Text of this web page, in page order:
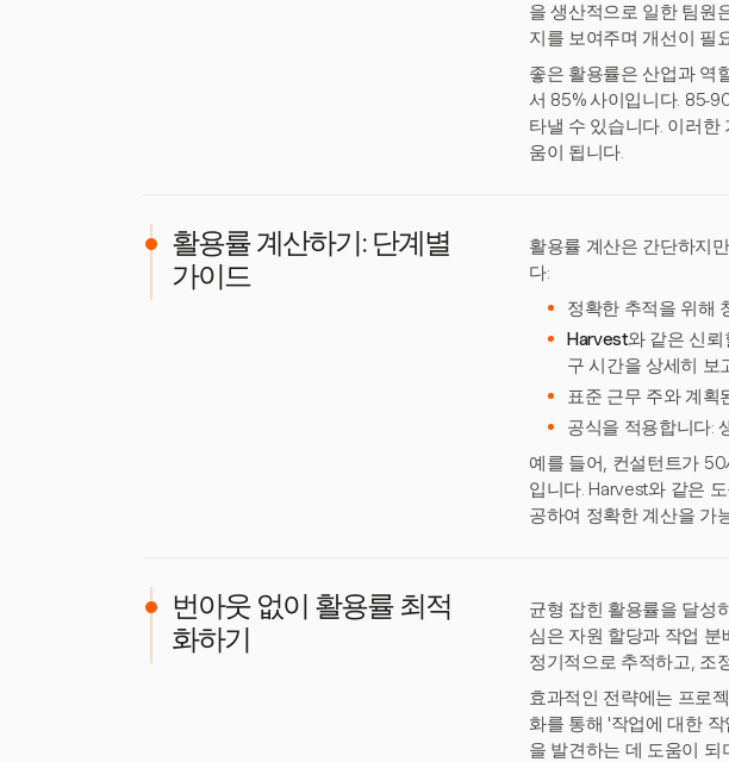
을 생산적으로 일한 팀원
지를 보여주며 개선이 필
좋은 활용률은 산업과 역
서 85% 사이입니다. 85-
타낼 수 있습니다. 이러
움이 됩니다.
활용률 계산하기: 단계별
가이드
활용률 계산은 간단하지
다:
정확한 추적을 위해
Harvest와 같은 신
구 시간을 상세히 보
표준 근무 주와 계획
공식을 적용합니다:
예를 들어, 컨설턴트가
입니다. Harvest와 같은
공하여 정확한 계산을 가
번아웃 없이 활용률 최적
화하기
균형 잡힌 활용률을 달성
심은 자원 할당과 작업
정기적으로 추적하고, 조
효과적인 전략에는 프로
화를 통해 '작업에 대한
을 발견하는 데 도움이